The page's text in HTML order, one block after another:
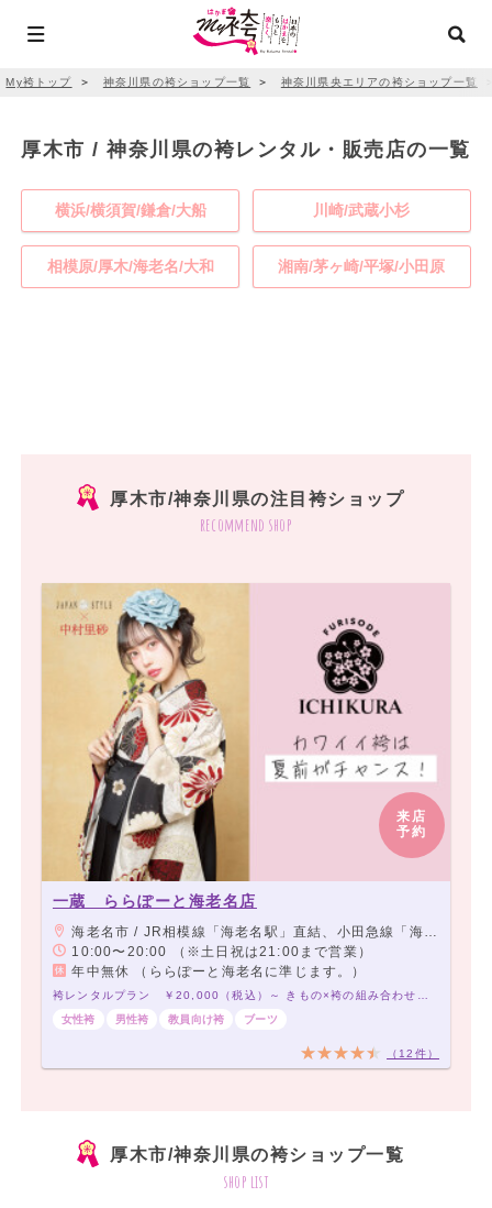
My袴トップ ＞ 神奈川県の袴ショップ一覧 ＞ 神奈川県央エリアの袴ショップ一覧
厚木市 / 神奈川県の袴レンタル・販売店の一覧
横浜/横須賀/鎌倉/大船 川崎/武蔵小杉
相模原/厚木/海老名/大和 湘南/茅ヶ崎/平塚/小田原
厚木市/神奈川県の注目袴ショップ
recommend shop
来店
予約
一蔵 ららぽーと海老名店
海老名市 / JR相模線「海老名駅」直結、小田急線「海老名駅」より徒歩3分、相模鉄道本線「海老名駅」より徒歩4分
10:00〜20:00 （※土日祝は21:00まで営業）
年中無休 （ららぽーと海老名に準じます。）
女性袴
男性袴 教員向け袴 ブーツ
（12件）
厚木市/神奈川県の袴ショップ一覧
shop list